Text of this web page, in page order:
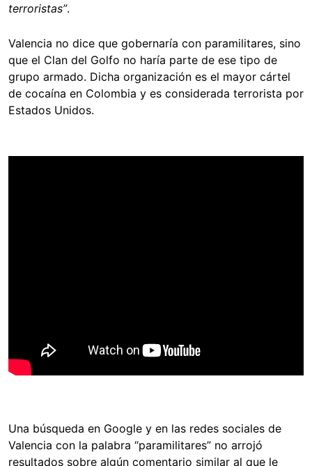
terroristas”.
Valencia no dice que gobernaría con paramilitares, sino
que el Clan del Golfo no haría parte de ese tipo de
grupo armado. Dicha organización es el mayor cártel
de cocaína en Colombia y es considerada terrorista por
Estados Unidos.
Una búsqueda en Google y en las redes sociales de
Valencia con la palabra “paramilitares” no arrojó
resultados sobre algún comentario similar al que le